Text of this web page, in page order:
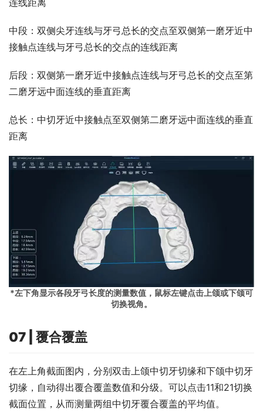
中段：双侧尖牙连线与牙弓总长的交点至双侧第一磨牙近中
接触点连线与牙弓总长的交点的连线距离
后段：双侧第一磨牙近中接触点连线与牙弓总长的交点至第
二磨牙远中面连线的垂直距离
总长：中切牙近中接触点至双侧第二磨牙远中面连线的垂直
距离
*左下角显示各段牙弓长度的测量数值，鼠标左键点击上颌或下颌可
切换视角。
07 | 覆合覆盖
在左上角截面图内，分别双击上颌中切牙切缘和下颌中切牙
切缘，自动得出覆合覆盖数值和分级。可以点击11和21切换
截面位置，从而测量两组中切牙覆合覆盖的平均值。